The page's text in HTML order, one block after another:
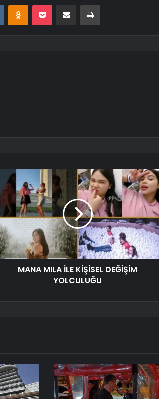
VKontakteOdnoklassniki
Pocket E-Posta ile paylaş Yazdır
MANA MILA İLE KİŞİSEL DEĞİŞİM
YOLCULUĞU